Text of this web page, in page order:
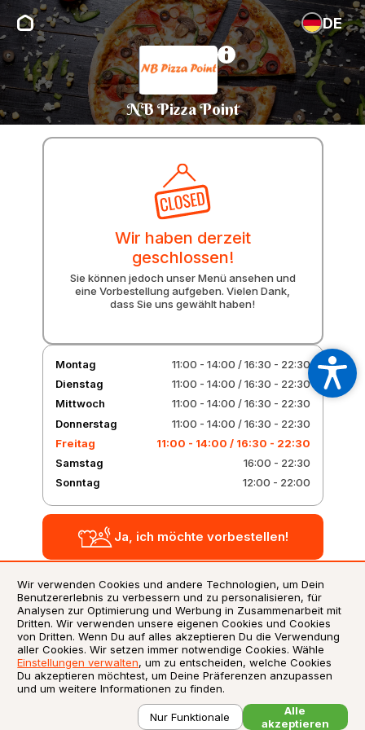
DE
NB Pizza Point
Wir haben derzeit
geschlossen!
Sie können jedoch unser Menü ansehen und
eine Vorbestellung aufgeben. Vielen Dank,
dass Sie uns gewählt haben!
Montag 11:00 - 14:00 /16:30 - 22:30
Dienstag
11:00 - 14:00 /16:30 - 22:30
Mittwoch
11:00 - 14:00 /16:30 - 22:30
Donnerstag
11:00 - 14:00 /16:30 - 22:30
Freitag
11:00 - 14:00 / 16:30 - 22:30
Samstag
16:00 - 22:30
Sonntag
12:00 - 22:00
Ja, ich möchte vorbestellen!
AGB
Datenschutzerklärung
Impressum
Verwendung von Cookies
Zusatzstoffliste / Allergene
©2026
Wir verwenden Cookies und andere Technologien, um Dein
Benutzererlebnis zu verbessern und zu personalisieren, für
Analysen zur Optimierung und Werbung in Zusammenarbeit mit
Dritten. Wir verwenden unsere eigenen Cookies und Cookies
von Dritten. Wenn Du auf alles akzeptieren Du die Verwendung
aller Cookies. Wir setzen immer notwendige Cookies. Wähle
Einstellungen verwalten, um zu entscheiden, welche Cookies
Du akzeptieren möchtest, um Deine Präferenzen anzupassen
und um weitere Informationen zu finden.
Nur Funktionale
Alle
akzeptieren